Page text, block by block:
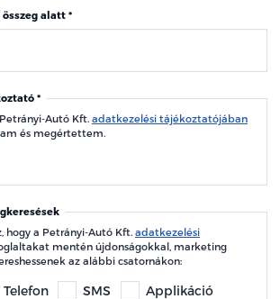
alatt
Autó Kft. adatkezelési tájékoztatójában
és megértettem.
hogy a Petrányi-Autó Kft. adatkezelési
mentén újdonságokkal, marketing
az alábbi csatornákon:
Telefon SMS
Applikáció